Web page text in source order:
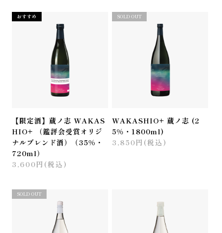
おすすめ
【限定酒】蔵ノ志 WAKAS
HIO+ （鑑評会受賞オリジ
ナルブレンド酒）（35%・
720ml）
3,600円(税込)
WAKASHIO+ 蔵ノ志 (2
5%・1800ml)
3,850円(税込)
SOLD OUT
SOLD OUT